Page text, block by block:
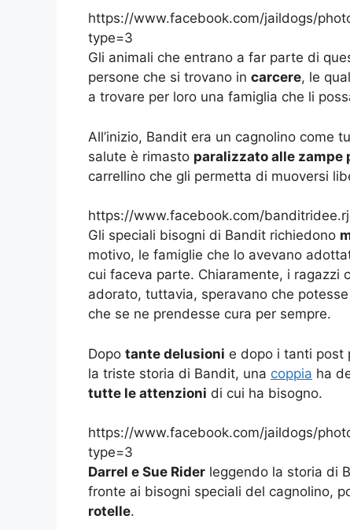
https://www.facebook.com/jaildogs/
type=3
Gli animali che entrano a far parte di
persone che si trovano in carcere, le
a trovare per loro una famiglia che li
All’inizio, Bandit era un cagnolino come
salute è rimasto paralizzato alle zampe
carrellino che gli permetta di muoversi
https://www.facebook.com/
Gli speciali bisogni di Bandit richiedono
motivo, le famiglie che lo avevano
cui faceva parte. Chiaramente, i ragazzi
adorato, tuttavia, speravano che
che se ne prendesse cura per sempre.
Dopo tante delusioni e dopo i tanti post
la triste storia di Bandit, una coppia ha
tutte le attenzioni di cui ha bisogno.
https://www.facebook.com/jaildogs/
type=3
Darrel e Sue Rider leggendo la storia di
fronte ai bisogni speciali del cagnolino,
rotelle.